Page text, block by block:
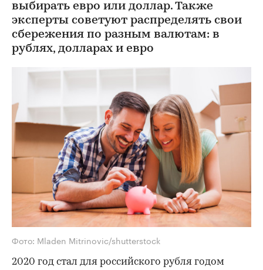
выбирать евро или доллар. Также
эксперты советуют распределять свои
сбережения по разным валютам: в
рублях, долларах и евро
Фото: Mladen Mitrinovic/shutterstock
2020 год стал для российского рубля годом